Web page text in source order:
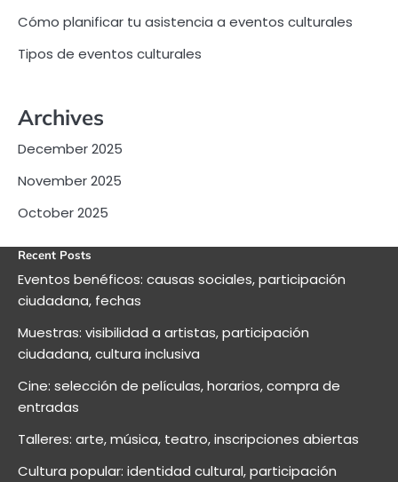
Cómo planificar tu asistencia a eventos culturales
Tipos de eventos culturales
Archives
December 2025
November 2025
October 2025
Recent Posts
Eventos benéficos: causas sociales, participación
ciudadana, fechas
Muestras: visibilidad a artistas, participación
ciudadana, cultura inclusiva
Cine: selección de películas, horarios, compra de
entradas
Talleres: arte, música, teatro, inscripciones abiertas
Cultura popular: identidad cultural, participación